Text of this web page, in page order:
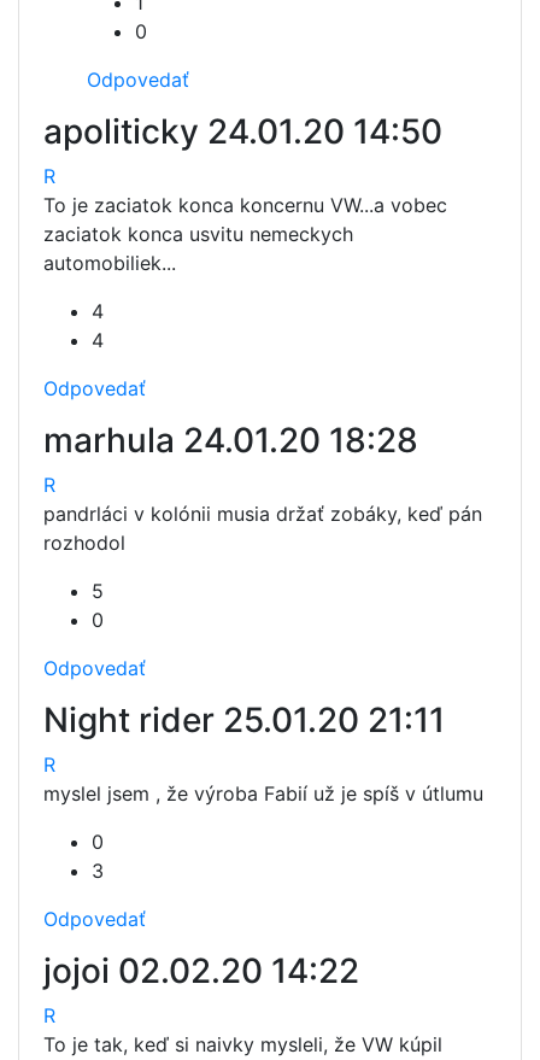
0
Odpovedať
apoliticky 24.01.20 14:50
R
To je zaciatok konca koncernu VW...a vobec
zaciatok konca usvitu nemeckych
automobiliek...
4
4
Odpovedať
marhula 24.01.20 18:28
R
pandrláci v kolónii musia držať zobáky, keď pán
rozhodol
5
0
Odpovedať
Night rider 25.01.20 21:11
R
myslel jsem , že výroba Fabií už je spíš v útlumu
0
3
Odpovedať
jojoi 02.02.20 14:22
R
To je tak, keď si naivky mysleli, že VW kúpil